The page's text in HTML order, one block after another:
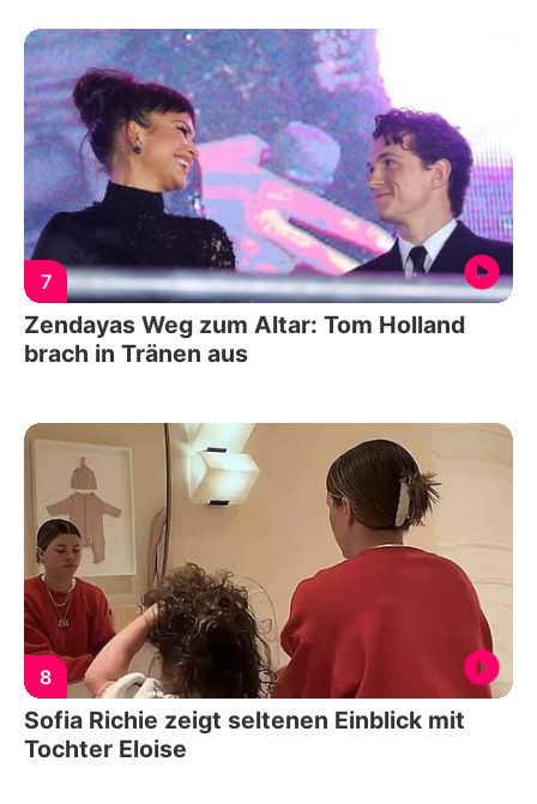
7
Zendayas Weg zum Altar: Tom Holland
brach in Tränen aus
8
Sofia Richie zeigt seltenen Einblick mit
Tochter Eloise